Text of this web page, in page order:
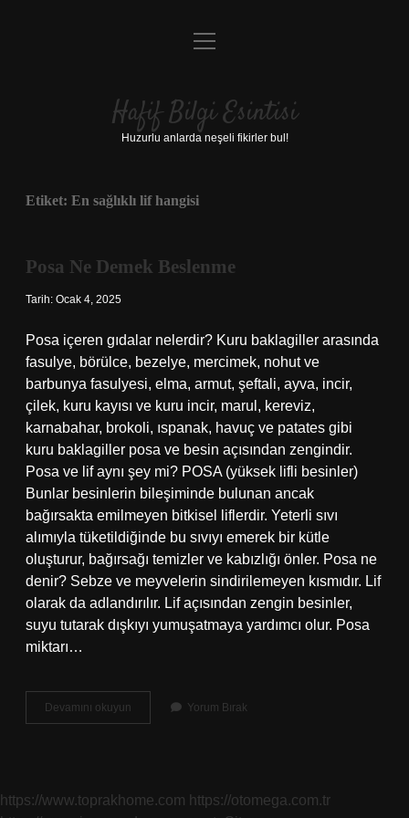
Anasayfa
Yasal Uyarı
menüyü
Hafif Bilgi Esintisi
Huzurlu anlarda neşeli fikirler bul!
Etiket: En sağlıklı lif hangisi
Posa Ne Demek Beslenme
Tarih: Ocak 4, 2025
Posa içeren gıdalar nelerdir? Kuru baklagiller arasında
fasulye, börülce, bezelye, mercimek, nohut ve
barbunya fasulyesi, elma, armut, şeftali, ayva, incir,
çilek, kuru kayısı ve kuru incir, marul, kereviz,
karnabahar, brokoli, ıspanak, havuç ve patates gibi
kuru baklagiller posa ve besin açısından zengindir.
Posa ve lif aynı şey mi? POSA (yüksek lifli besinler)
Bunlar besinlerin bileşiminde bulunan ancak
bağırsakta emilmeyen bitkisel liflerdir. Yeterli sıvı
alımıyla tüketildiğinde bu sıvıyı emerek bir kütle
oluşturur, bağırsağı temizler ve kabızlığı önler. Posa ne
denir? Sebze ve meyvelerin sindirilemeyen kısmıdır. Lif
olarak da adlandırılır. Lif açısından zengin besinler,
suyu tutarak dışkıyı yumuşatmaya yardımcı olur. Posa
miktarı…
Devamını okuyun
Ne
Yorum Bırak
https://www.toprakhome.com https://otomega.com.tr